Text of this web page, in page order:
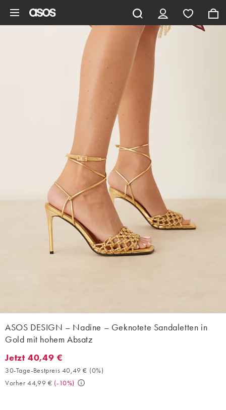
ASOS DESIGN – Nadine – Geknotete Sandaletten in
Gold mit hohem Absatz
Jetzt 40,49 €. 30-Tage-Bestpreis 40,49 € (0%). Vorher 44,99 €.
Jetzt 40,49 €
30-Tage-Bestpreis 40,49 € (0%)
Vorher 44,99 € (-10%)